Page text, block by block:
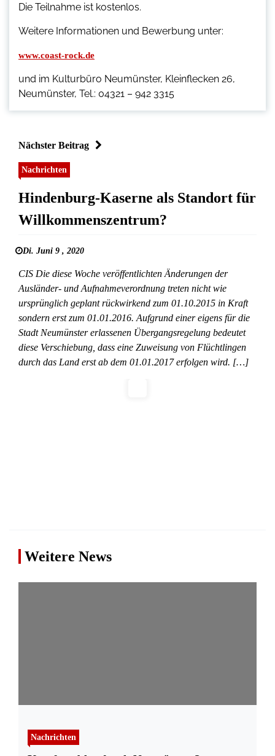
Die Teilnahme ist kostenlos.
Weitere Informationen und Bewerbung unter:
www.coast-rock.de
und im Kulturbüro Neumünster, Kleinflecken 26,
Neumünster, Tel.: 04321 – 942 3315
Nächster Beitrag
Nachrichten
Hindenburg-Kaserne als Standort für
Willkommenszentrum?
Di. Juni 9 , 2020
CIS Die diese Woche veröffentlichten Änderungen der
Ausländer- und Aufnahmeverordnung treten nicht wie
ursprünglich geplant rückwirkend zum 01.10.2015 in Kraft
sondern erst zum 01.01.2016. Aufgrund einer eigens für die
Stadt Neumünster erlassenen Übergangsregelung bedeutet
diese Verschiebung, dass eine Zuweisung von Flüchtlingen
durch das Land erst ab dem 01.01.2017 erfolgen wird. […]
Weitere News
Nachrichten